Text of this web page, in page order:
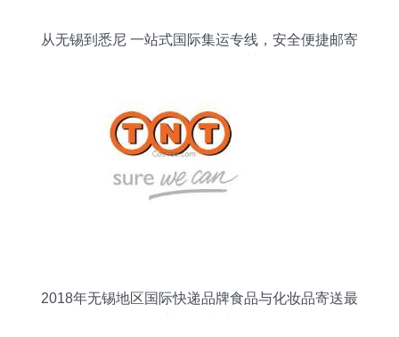
从无锡到悉尼 一站式国际集运专线，安全便捷邮寄
2018年无锡地区国际快递品牌食品与化妆品寄送最